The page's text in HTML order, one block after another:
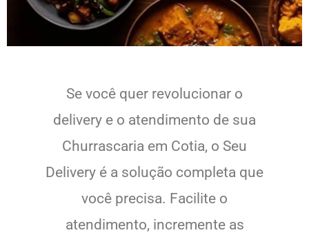
Se você quer revolucionar o
delivery e o atendimento de sua
Churrascaria em Cotia, o Seu
Delivery é a solução completa que
você precisa. Facilite o
atendimento, incremente as